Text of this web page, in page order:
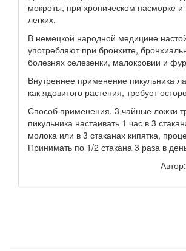
мокроты, при хроническом насморке и
легких.
В немецкой народной медицине
употребляют при бронхите,
болезнях селезенки, малокровии и
Внутреннее применение пикульника
как ядовитого растения, требует
Способ применения. 3 чайные ложки
пикульника настаивать 1 час в 3
молока или в 3 стаканах кипятка,
Принимать по 1/2 стакана 3 раза в